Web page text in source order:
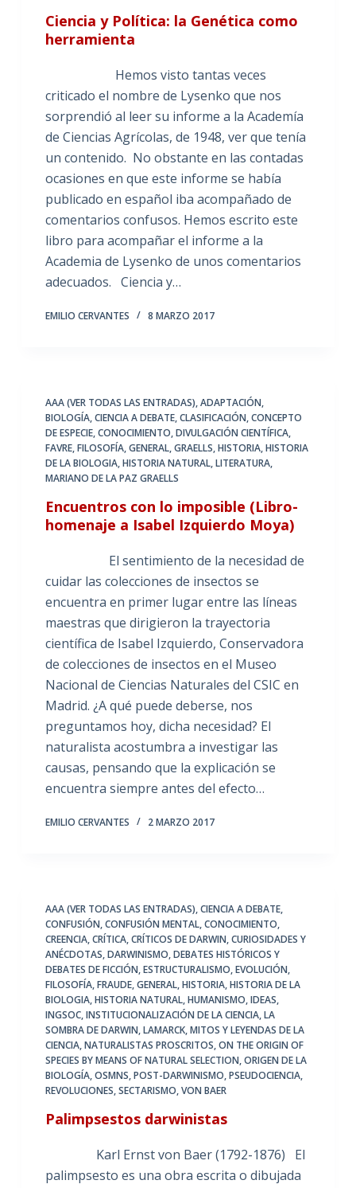
Ciencia y Política: la Genética como
herramienta
Hemos visto tantas veces
criticado el nombre de Lysenko que nos
sorprendió al leer su informe a la Academía
de Ciencias Agrícolas, de 1948, ver que tenía
un contenido. No obstante en las contadas
ocasiones en que este informe se había
publicado en español iba acompañado de
comentarios confusos. Hemos escrito este
libro para acompañar el informe a la
Academia de Lysenko de unos comentarios
adecuados. Ciencia y…
EMILIO CERVANTES 8 MARZO 2017
AAA (VER TODAS LAS ENTRADAS),ADAPTACIÓN,
BIOLOGÍA,CIENCIA A DEBATE,CLASIFICACIÓN,CONCEPTO
DE ESPECIE,CONOCIMIENTO,DIVULGACIÓN CIENTÍFICA,
FAVRE,FILOSOFÍA,GENERAL,GRAELLS,HISTORIA,HISTORIA
DE LA BIOLOGIA,HISTORIA NATURAL,LITERATURA,
MARIANO DE LA PAZ GRAELLS
Encuentros con lo imposible (Libro-
homenaje a Isabel Izquierdo Moya)
El sentimiento de la necesidad de
cuidar las colecciones de insectos se
encuentra en primer lugar entre las líneas
maestras que dirigieron la trayectoria
científica de Isabel Izquierdo, Conservadora
de colecciones de insectos en el Museo
Nacional de Ciencias Naturales del CSIC en
Madrid. ¿A qué puede deberse, nos
preguntamos hoy, dicha necesidad? El
naturalista acostumbra a investigar las
causas, pensando que la explicación se
encuentra siempre antes del efecto…
EMILIO CERVANTES 2 MARZO 2017
AAA (VER TODAS LAS ENTRADAS),CIENCIA A DEBATE,
CONFUSIÓN,CONFUSIÓN MENTAL,CONOCIMIENTO,
CREENCIA,CRÍTICA,CRÍTICOS DE DARWIN,CURIOSIDADES Y
ANÉCDOTAS,DARWINISMO,DEBATES HISTÓRICOS Y
DEBATES DE FICCIÓN,ESTRUCTURALISMO,EVOLUCIÓN,
FILOSOFÍA,FRAUDE,GENERAL,HISTORIA,HISTORIA DE LA
BIOLOGIA,HISTORIA NATURAL,HUMANISMO,IDEAS,
INGSOC,INSTITUCIONALIZACIÓN DE LA CIENCIA,LA
SOMBRA DE DARWIN,LAMARCK,MITOS Y LEYENDAS DE LA
CIENCIA,NATURALISTAS PROSCRITOS,ON THE ORIGIN OF
SPECIES BY MEANS OF NATURAL SELECTION,ORIGEN DE LA
BIOLOGÍA,OSMNS,POST-DARWINISMO,PSEUDOCIENCIA,
REVOLUCIONES,SECTARISMO,VON BAER
Palimpsestos darwinistas
Karl Ernst von Baer (1792-1876) El
palimpsesto es una obra escrita o dibujada